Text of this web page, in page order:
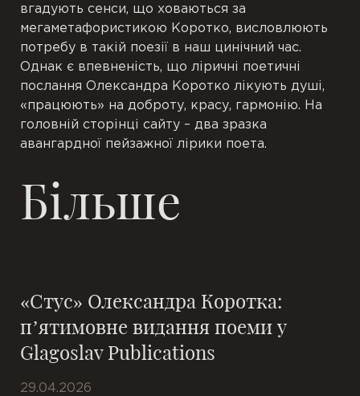
вгадують сенси, що ховаються за
мегаметафористикою Коротко, висловлюють
потребу в такій поезії в наш цинічний час.
Однак є впевненість, що ліричні поетичні
послання Олександра Коротко лікують душі,
«працюють» на доброту, красу, гармонію. На
головній сторінці сайту – два зразка
авангардної пейзажної лірики поета.
Більше
«Стус» Олександра Коротка:
п’ятимовне видання поеми у
Glagoslav Publications
29.04.2026